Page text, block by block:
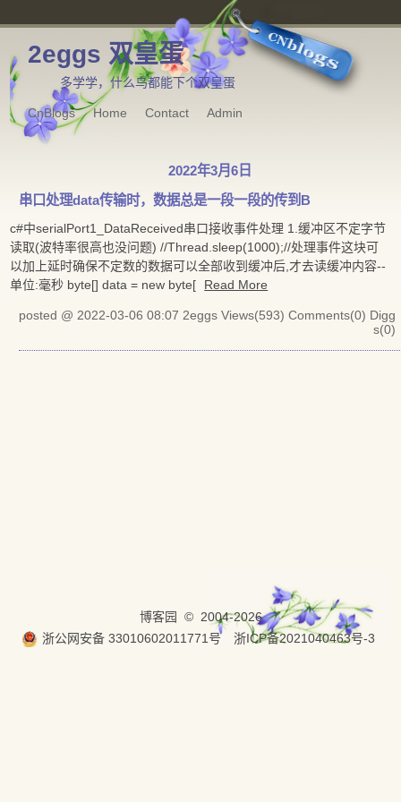
2eggs 双皇蛋
多学学，什么鸟都能下个双皇蛋
CnBlogs Home Contact Admin
2022年3月6日
串口处理data传输时，数据总是一段一段的传到B
c#中serialPort1_DataReceived串口接收事件处理 1.缓冲区不定字节
读取(波特率很高也没问题) //Thread.sleep(1000);//处理事件这块可
以加上延时确保不定数的数据可以全部收到缓冲后,才去读缓冲内容--
单位:毫秒 byte[] data = new byte[
Read More
posted @ 2022-03-06 08:07 2eggs Views(593) Comments(0) Digg
s(0)
博客园
© 2004-2026
浙公网安备 33010602011771号
浙ICP备2021040463号-3